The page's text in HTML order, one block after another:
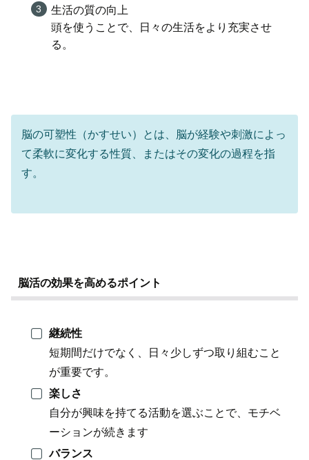
生活の質の向上
頭を使うことで、日々の生活をより充実させ
る。
脳の可塑性（かすせい）とは、脳が経験や刺激によっ
て柔軟に変化する性質、またはその変化の過程を指
す。
脳活の効果を高めるポイント
継続性
短期間だけでなく、日々少しずつ取り組むこと
が重要です。
楽しさ
自分が興味を持てる活動を選ぶことで、モチベ
ーションが続きます
バランス